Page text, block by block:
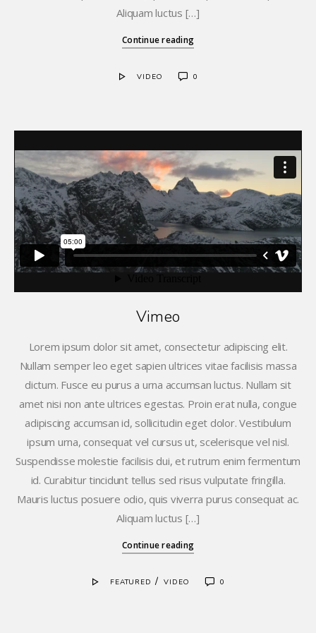
Aliquam luctus […]
Continue reading
VIDEO 0
Vimeo
Lorem ipsum dolor sit amet, consectetur adipiscing elit.
Nullam semper leo eget sapien ultrices vitae facilisis massa
dictum. Fusce eu purus a urna accumsan luctus. Nullam sit
amet nisi non ante ultrices egestas. Proin erat nulla, congue
adipiscing accumsan id, sollicitudin eget dolor. Vestibulum
ipsum urna, consequat vel cursus ut, scelerisque vel nisl.
Suspendisse molestie facilisis dui, et rutrum enim fermentum
id. Curabitur tincidunt tellus sed risus vulputate fringilla.
Mauris luctus posuere odio, quis viverra purus consequat ac.
Aliquam luctus […]
Continue reading
FEATURED /VIDEO 0